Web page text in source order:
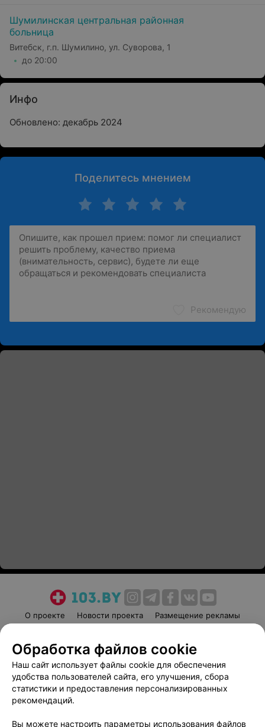
Шумилинская центральная районная
больница
Витебск, г.п. Шумилино, ул. Суворова, 1
до 20:00
Инфо
Обновлено: декабрь 2024
Поделитесь мнением
Рекомендую
О проекте Новости проекта
Размещение рекламы
Пользовательское соглашение
Способы оплаты
Вакансии
Партнеры
Написать руководителю 103.by
Обработка файлов cookie
Наш сайт использует файлы cookie для обеспечения
удобства пользователей сайта, его улучшения, сбора
статистики и предоставления персонализированных
рекомендаций.
Вы можете настроить параметры использования файлов